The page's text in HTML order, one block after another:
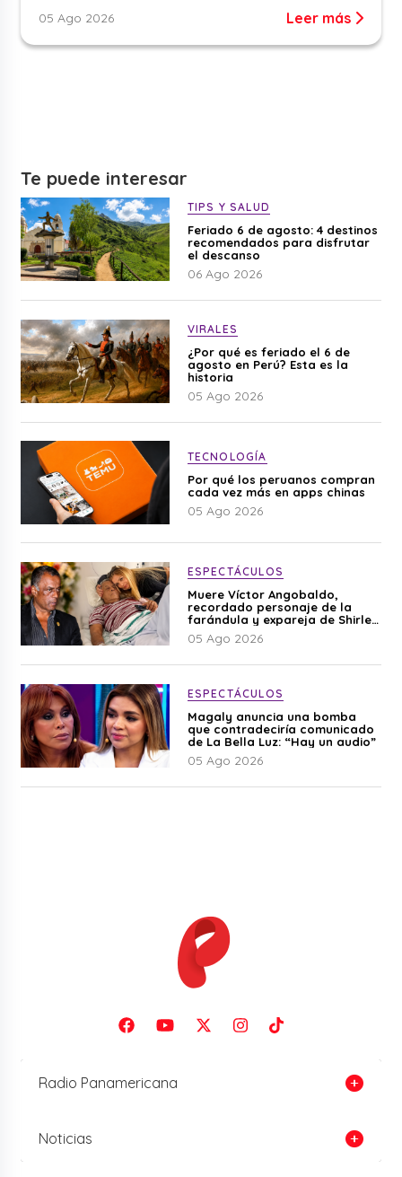
05 Ago 2026 Leer más
Te puede interesar
TIPS Y SALUD
Feriado 6 de agosto: 4 destinos
recomendados para disfrutar
el descanso
06 Ago 2026
VIRALES
¿Por qué es feriado el 6 de
agosto en Perú? Esta es la
historia
05 Ago 2026
TECNOLOGÍA
Por qué los peruanos compran
cada vez más en apps chinas
05 Ago 2026
ESPECTÁCULOS
Muere Víctor Angobaldo,
recordado personaje de la
farándula y expareja de Shirley
Cherres
05 Ago 2026
ESPECTÁCULOS
Magaly anuncia una bomba
que contradeciría comunicado
de La Bella Luz: “Hay un audio”
05 Ago 2026
Radio Panamericana
Noticias